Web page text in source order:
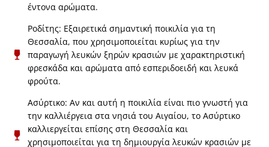
έντονα αρώματα.
Ροδίτης: Εξαιρετικά σημαντική ποικιλία για τη
Θεσσαλία, που χρησιμοποιείται κυρίως για την
παραγωγή λευκών ξηρών κρασιών με χαρακτηριστική
φρεσκάδα και αρώματα από εσπεριδοειδή και λευκά
φρούτα.
Ασύρτικο: Αν και αυτή η ποικιλία είναι πιο γνωστή για
την καλλιέργεια στα νησιά του Αιγαίου, το Ασύρτικο
καλλιεργείται επίσης στη Θεσσαλία και
χρησιμοποιείται για τη δημιουργία λευκών κρασιών με